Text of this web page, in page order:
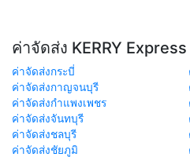
ค่าจัดส่ง KERRY
ค่าจัดส่งกระบี่
ค่าจัดส่งกาญจนบุรี
ค่าจัดส่งกำแพงเพชร
ค่าจัดส่งจันทบุรี
ค่าจัดส่งชลบุรี
ค่าจัดส่งชัยภูมิ